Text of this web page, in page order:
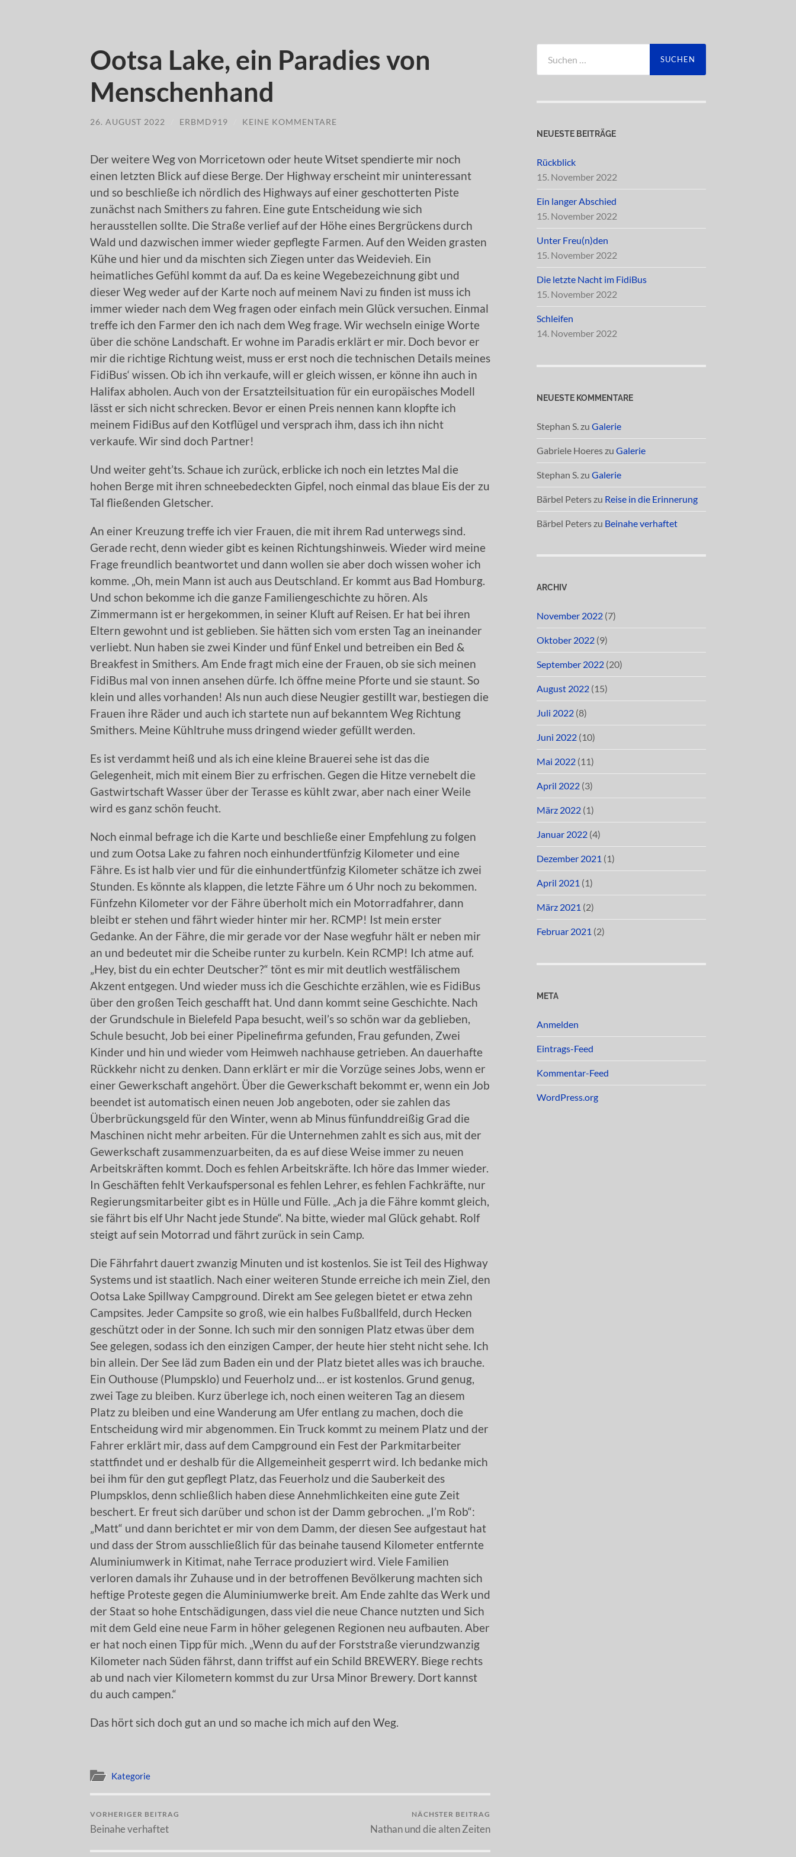
Ootsa Lake, ein Paradies von
Menschenhand
26. AUGUST 2022 ERBMD919 KEINE KOMMENTARE
Der weitere Weg von Morricetown oder heute Witset spendierte mir noch
einen letzten Blick auf diese Berge. Der Highway erscheint mir uninteressant
und so beschließe ich nördlich des Highways auf einer geschotterten Piste
zunächst nach Smithers zu fahren. Eine gute Entscheidung wie sich
herausstellen sollte. Die Straße verlief auf der Höhe eines Bergrückens durch
Wald und dazwischen immer wieder gepflegte Farmen. Auf den Weiden grasten
Kühe und hier und da mischten sich Ziegen unter das Weidevieh. Ein
heimatliches Gefühl kommt da auf. Da es keine Wegebezeichnung gibt und
dieser Weg weder auf der Karte noch auf meinem Navi zu finden ist muss ich
immer wieder nach dem Weg fragen oder einfach mein Glück versuchen. Einmal
treffe ich den Farmer den ich nach dem Weg frage. Wir wechseln einige Worte
über die schöne Landschaft. Er wohne im Paradis erklärt er mir. Doch bevor er
mir die richtige Richtung weist, muss er erst noch die technischen Details meines
FidiBus‘ wissen. Ob ich ihn verkaufe, will er gleich wissen, er könne ihn auch in
Halifax abholen. Auch von der Ersatzteilsituation für ein europäisches Modell
lässt er sich nicht schrecken. Bevor er einen Preis nennen kann klopfte ich
meinem FidiBus auf den Kotflügel und versprach ihm, dass ich ihn nicht
verkaufe. Wir sind doch Partner!
Und weiter geht’ts. Schaue ich zurück, erblicke ich noch ein letztes Mal die
hohen Berge mit ihren schneebedeckten Gipfel, noch einmal das blaue Eis der zu
Tal fließenden Gletscher.
An einer Kreuzung treffe ich vier Frauen, die mit ihrem Rad unterwegs sind.
Gerade recht, denn wieder gibt es keinen Richtungshinweis. Wieder wird meine
Frage freundlich beantwortet und dann wollen sie aber doch wissen woher ich
komme. „Oh, mein Mann ist auch aus Deutschland. Er kommt aus Bad Homburg.
Und schon bekomme ich die ganze Familiengeschichte zu hören. Als
Zimmermann ist er hergekommen, in seiner Kluft auf Reisen. Er hat bei ihren
Eltern gewohnt und ist geblieben. Sie hätten sich vom ersten Tag an ineinander
verliebt. Nun haben sie zwei Kinder und fünf Enkel und betreiben ein Bed &
Breakfest in Smithers. Am Ende fragt mich eine der Frauen, ob sie sich meinen
FidiBus mal von innen ansehen dürfe. Ich öffne meine Pforte und sie staunt. So
klein und alles vorhanden! Als nun auch diese Neugier gestillt war, bestiegen die
Frauen ihre Räder und auch ich startete nun auf bekanntem Weg Richtung
Smithers. Meine Kühltruhe muss dringend wieder gefüllt werden.
Es ist verdammt heiß und als ich eine kleine Brauerei sehe ist das die
Gelegenheit, mich mit einem Bier zu erfrischen. Gegen die Hitze vernebelt die
Gastwirtschaft Wasser über der Terasse es kühlt zwar, aber nach einer Weile
wird es ganz schön feucht.
Noch einmal befrage ich die Karte und beschließe einer Empfehlung zu folgen
und zum Ootsa Lake zu fahren noch einhundertfünfzig Kilometer und eine
Fähre. Es ist halb vier und für die einhundertfünfzig Kilometer schätze ich zwei
Stunden. Es könnte als klappen, die letzte Fähre um 6 Uhr noch zu bekommen.
Fünfzehn Kilometer vor der Fähre überholt mich ein Motorradfahrer, dann
bleibt er stehen und fährt wieder hinter mir her. RCMP! Ist mein erster
Gedanke. An der Fähre, die mir gerade vor der Nase wegfuhr hält er neben mir
an und bedeutet mir die Scheibe runter zu kurbeln. Kein RCMP! Ich atme auf.
„Hey, bist du ein echter Deutscher?“ tönt es mir mit deutlich westfälischem
Akzent entgegen. Und wieder muss ich die Geschichte erzählen, wie es FidiBus
über den großen Teich geschafft hat. Und dann kommt seine Geschichte. Nach
der Grundschule in Bielefeld Papa besucht, weil’s so schön war da geblieben,
Schule besucht, Job bei einer Pipelinefirma gefunden, Frau gefunden, Zwei
Kinder und hin und wieder vom Heimweh nachhause getrieben. An dauerhafte
Rückkehr nicht zu denken. Dann erklärt er mir die Vorzüge seines Jobs, wenn er
einer Gewerkschaft angehört. Über die Gewerkschaft bekommt er, wenn ein Job
beendet ist automatisch einen neuen Job angeboten, oder sie zahlen das
Überbrückungsgeld für den Winter, wenn ab Minus fünfunddreißig Grad die
Maschinen nicht mehr arbeiten. Für die Unternehmen zahlt es sich aus, mit der
Gewerkschaft zusammenzuarbeiten, da es auf diese Weise immer zu neuen
Arbeitskräften kommt. Doch es fehlen Arbeitskräfte. Ich höre das Immer wieder.
In Geschäften fehlt Verkaufspersonal es fehlen Lehrer, es fehlen Fachkräfte, nur
Regierungsmitarbeiter gibt es in Hülle und Fülle. „Ach ja die Fähre kommt gleich,
sie fährt bis elf Uhr Nacht jede Stunde“. Na bitte, wieder mal Glück gehabt. Rolf
steigt auf sein Motorrad und fährt zurück in sein Camp.
Die Fährfahrt dauert zwanzig Minuten und ist kostenlos. Sie ist Teil des Highway
Systems und ist staatlich. Nach einer weiteren Stunde erreiche ich mein Ziel, den
Ootsa Lake Spillway Campground. Direkt am See gelegen bietet er etwa zehn
Campsites. Jeder Campsite so groß, wie ein halbes Fußballfeld, durch Hecken
geschützt oder in der Sonne. Ich such mir den sonnigen Platz etwas über dem
See gelegen, sodass ich den einzigen Camper, der heute hier steht nicht sehe. Ich
bin allein. Der See läd zum Baden ein und der Platz bietet alles was ich brauche.
Ein Outhouse (Plumpsklo) und Feuerholz und… er ist kostenlos. Grund genug,
zwei Tage zu bleiben. Kurz überlege ich, noch einen weiteren Tag an diesem
Platz zu bleiben und eine Wanderung am Ufer entlang zu machen, doch die
Entscheidung wird mir abgenommen. Ein Truck kommt zu meinem Platz und der
Fahrer erklärt mir, dass auf dem Campground ein Fest der Parkmitarbeiter
stattfindet und er deshalb für die Allgemeinheit gesperrt wird. Ich bedanke mich
bei ihm für den gut gepflegt Platz, das Feuerholz und die Sauberkeit des
Plumpsklos, denn schließlich haben diese Annehmlichkeiten eine gute Zeit
beschert. Er freut sich darüber und schon ist der Damm gebrochen. „I’m Rob“:
„Matt“ und dann berichtet er mir von dem Damm, der diesen See aufgestaut hat
und dass der Strom ausschließlich für das beinahe tausend Kilometer entfernte
Aluminiumwerk in Kitimat, nahe Terrace produziert wird. Viele Familien
verloren damals ihr Zuhause und in der betroffenen Bevölkerung machten sich
heftige Proteste gegen die Aluminiumwerke breit. Am Ende zahlte das Werk und
der Staat so hohe Entschädigungen, dass viel die neue Chance nutzten und Sich
mit dem Geld eine neue Farm in höher gelegenen Regionen neu aufbauten. Aber
er hat noch einen Tipp für mich. „Wenn du auf der Forststraße vierundzwanzig
Kilometer nach Süden fährst, dann triffst auf ein Schild BREWERY. Biege rechts
ab und nach vier Kilometern kommst du zur Ursa Minor Brewery. Dort kannst
du auch campen.“
Das hört sich doch gut an und so mache ich mich auf den Weg.
Kategorie
VORHERIGER BEITRAG
Beinahe verhaftet
NÄCHSTER BEITRAG
Nathan und die alten Zeiten
nach:
NEUESTE BEITRÄGE
Rückblick
15. November 2022
Ein langer Abschied
15. November 2022
Unter Freu(n)den
15. November 2022
Die letzte Nacht im FidiBus
15. November 2022
Schleifen
14. November 2022
NEUESTE KOMMENTARE
Stephan S. zu Galerie
Gabriele Hoereszu Galerie
Stephan S. zu Galerie
Bärbel Peterszu Reise in die Erinnerung
Bärbel Peterszu Beinahe verhaftet
ARCHIV
November 2022 (7)
Oktober 2022 (9)
September 2022 (20)
August 2022 (15)
Juli 2022 (8)
Juni 2022 (10)
Mai 2022 (11)
April 2022 (3)
März 2022 (1)
Januar 2022 (4)
Dezember 2021 (1)
April 2021 (1)
März 2021 (2)
Februar 2021 (2)
META
Anmelden
Eintrags-Feed
Kommentar-Feed
WordPress.org